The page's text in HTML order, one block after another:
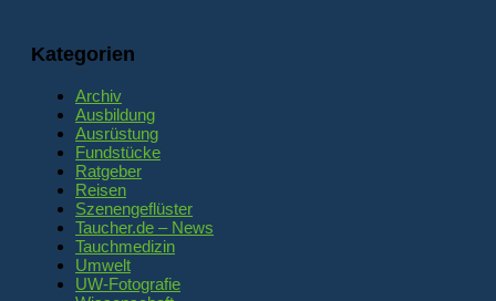
Kategorien
Archiv
Ausbildung
Ausrüstung
Fundstücke
Ratgeber
Reisen
Szenengeflüster
Taucher.de – News
Tauchmedizin
Umwelt
UW-Fotografie